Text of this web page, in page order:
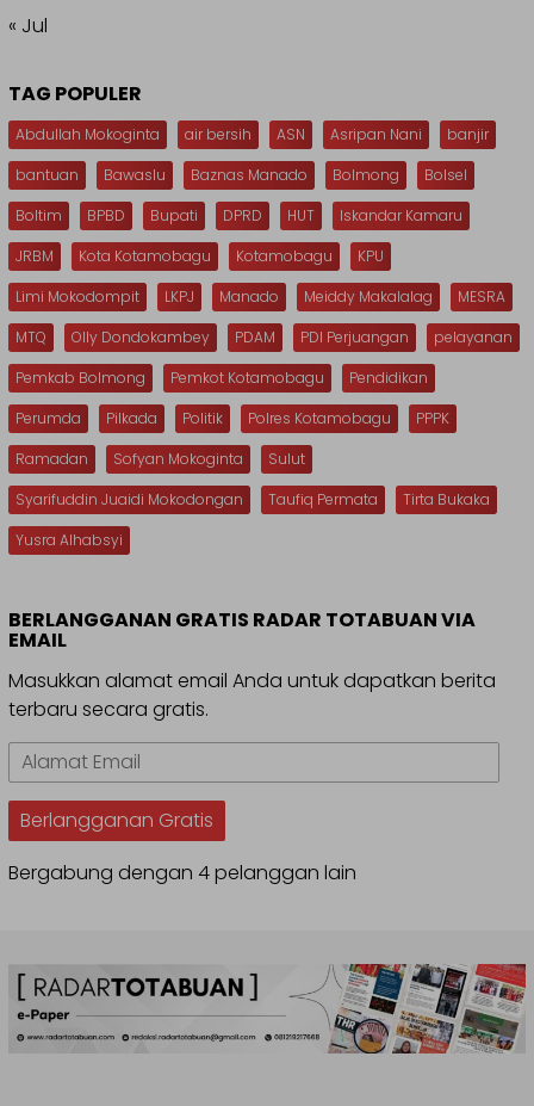
« Jul
TAG POPULER
Abdullah Mokoginta air bersih ASN Asripan Nani
banjir
bantuan
Bawaslu Baznas Manado Bolmong
Bolsel
Boltim
BPBD Bupati DPRD HUT
Iskandar Kamaru
JRBM
Kota Kotamobagu Kotamobagu
KPU
Limi Mokodompit
LKPJ Manado Meiddy Makalalag
MESRA
MTQ
Olly Dondokambey PDAM PDI Perjuangan
pelayanan
Pemkab Bolmong
Pemkot Kotamobagu
Pendidikan
Perumda
Pilkada Politik Polres Kotamobagu
PPPK
Ramadan
Sofyan Mokoginta
Sulut
Syarifuddin Juaidi Mokodongan
Taufiq Permata
Tirta Bukaka
Yusra Alhabsyi
BERLANGGANAN GRATIS RADAR TOTABUAN VIA
EMAIL
Masukkan alamat email Anda untuk dapatkan berita
terbaru secara gratis.
Alamat
Email
Berlangganan Gratis
Bergabung dengan 4 pelanggan lain